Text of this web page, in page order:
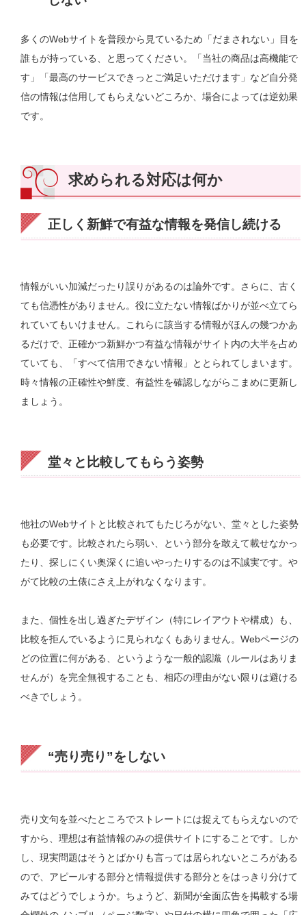
多くのWebサイトを普段から見ているため「だまされない」目を
誰もが持っている、と思ってください。「当社の商品は高機能で
す」「最高のサービスできっとご満足いただけます」など自分発
信の情報は信用してもらえないどころか、場合によっては逆効果
です。
求められる対応は何か
正しく新鮮で有益な情報を発信し続ける
情報がいい加減だったり誤りがあるのは論外です。さらに、古く
ても信憑性がありません。役に立たない情報ばかりが並べ立てら
れていてもいけません。これらに該当する情報がほんの幾つかあ
るだけで、正確かつ新鮮かつ有益な情報がサイト内の大半を占め
ていても、「すべて信用できない情報」ととられてしまいます。
時々情報の正確性や鮮度、有益性を確認しながらこまめに更新し
ましょう。
堂々と比較してもらう姿勢
他社のWebサイトと比較されてもたじろがない、堂々とした姿勢
も必要です。比較されたら弱い、という部分を敢えて載せなかっ
たり、探しにくい奥深くに追いやったりするのは不誠実です。や
がて比較の土俵にさえ上がれなくなります。
また、個性を出し過ぎたデザイン（特にレイアウトや構成）も、
比較を拒んでいるように見られなくもありません。Webページの
どの位置に何がある、というような一般的認識（ルールはありま
せんが）を完全無視することも、相応の理由がない限りは避ける
べきでしょう。
“売り売り”をしない
売り文句を並べたところでストレートには捉えてもらえないので
すから、理想は有益情報のみの提供サイトにすることです。しか
し、現実問題はそうとばかりも言っては居られないところがある
ので、アピールする部分と情報提供する部分とをはっきり分けて
みてはどうでしょうか。ちょうど、新聞が全面広告を掲載する場